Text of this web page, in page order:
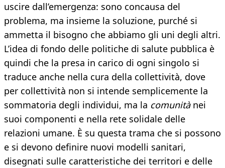
uscire dall’emergenza: sono concausa del
problema, ma insieme la soluzione, purché si
ammetta il bisogno che abbiamo gli uni degli altri.
L’idea di fondo delle politiche di salute pubblica è
quindi che la presa in carico di ogni singolo si
traduce anche nella cura della collettività, dove
per collettività non si intende semplicemente la
sommatoria degli individui, ma la comunitànei
suoi componenti e nella rete solidale delle
relazioni umane. È su questa trama che si possono
e si devono definire nuovi modelli sanitari,
disegnati sulle caratteristiche dei territori e delle